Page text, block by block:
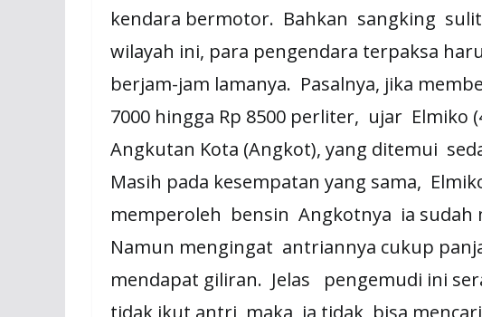
kendara bermotor. Bahkan sangking
wilayah ini, para pengendara terpaksa
berjam-jam lamanya. Pasalnya, jika
7000 hingga Rp 8500 perliter, ujar Elmiko
Angkutan Kota (Angkot), yang ditemui
Masih pada kesempatan yang sama,
memperoleh bensin Angkotnya ia sudah
Namun mengingat antriannya cukup
mendapat giliran. Jelas pengemudi ini